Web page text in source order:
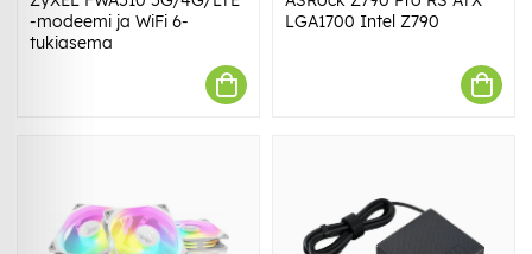
-modeemi ja WiFi 6-
tukiasema
LGA1700 Intel Z790